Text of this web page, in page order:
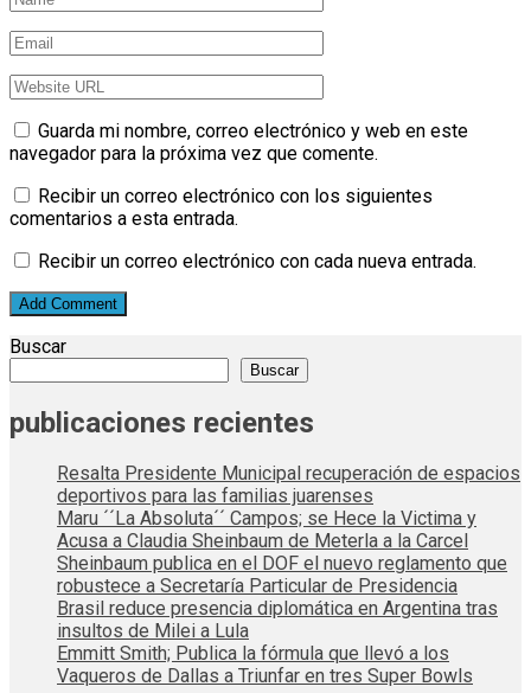
Guarda mi nombre, correo electrónico y web en este
navegador para la próxima vez que comente.
Recibir un correo electrónico con los siguientes
comentarios a esta entrada.
Recibir un correo electrónico con cada nueva entrada.
Buscar
Buscar
publicaciones recientes
Resalta Presidente Municipal recuperación de espacios
deportivos para las familias juarenses
Maru ´´La Absoluta´´ Campos; se Hece la Victima y
Acusa a Claudia Sheinbaum de Meterla a la Carcel
Sheinbaum publica en el DOF el nuevo reglamento que
robustece a Secretaría Particular de Presidencia
Brasil reduce presencia diplomática en Argentina tras
insultos de Milei a Lula
Emmitt Smith; Publica la fórmula que llevó a los
Vaqueros de Dallas a Triunfar en tres Super Bowls